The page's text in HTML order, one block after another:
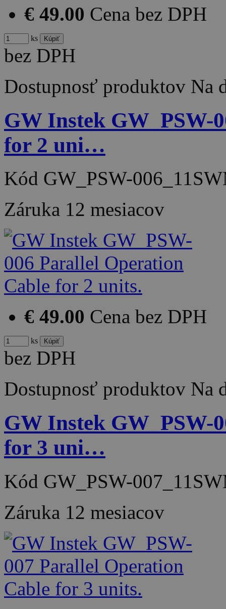
€ 49.00 Cena bez DPH
ks
bez DPH
Dostupnosť produktov Na
GW Instek GW_PSW-
for 2 uni…
Kód GW_PSW-
Záruka 12 mesiacov
€ 49.00 Cena bez DPH
ks
bez DPH
Dostupnosť produktov Na
GW Instek GW_PSW-
for 3 uni…
Kód GW_PSW-
Záruka 12 mesiacov